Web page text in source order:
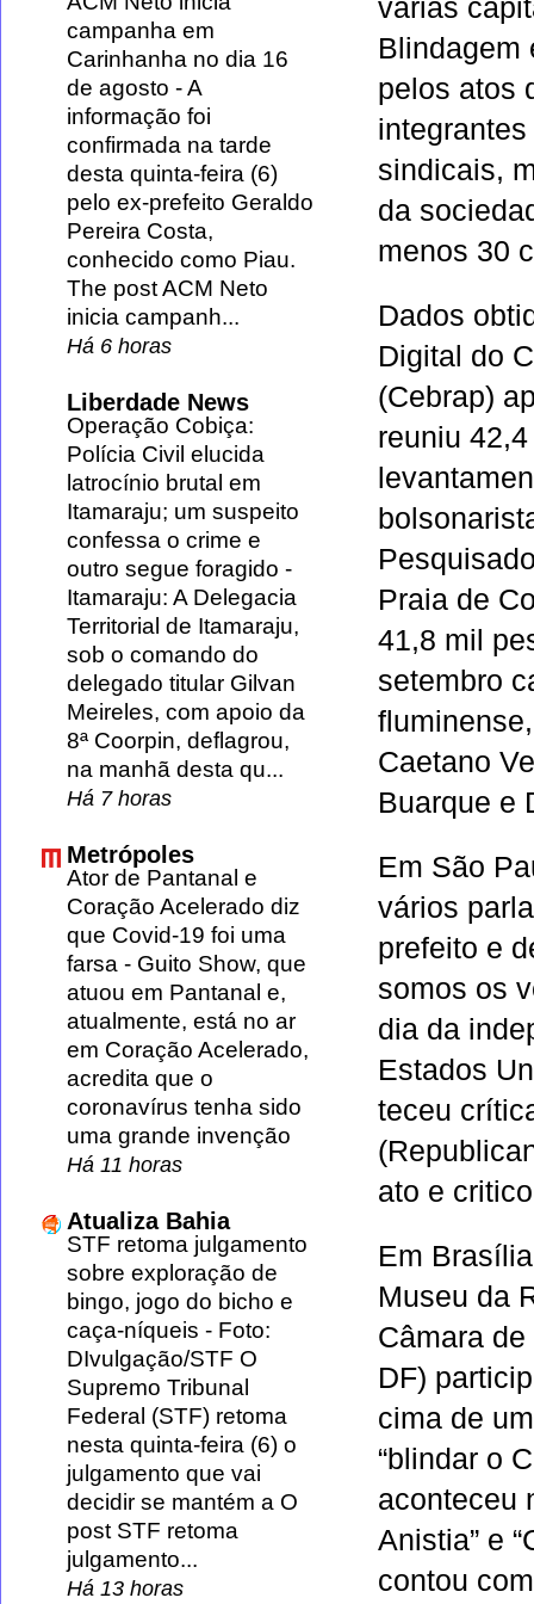
várias
Blindagem
pelos atos
sindicais,
da
menos 30
Dados
Digital do
(Cebrap)
reuniu
Praia de
41,8 mil
setembro
Caetano
Buarque e
Em São
vários
prefeito e
somos os
dia da
Estados
teceu
ato e
Em
Museu da
Câmara de
DF)
cima de
“blindar o
aconteceu
Anistia” e
contou
campanha em
Carinhanha no dia 16
de agosto -A
informação foi
confirmada na tarde
desta quinta-feira (6)
pelo ex-prefeito Geraldo
Pereira Costa,
conhecido como Piau.
The post ACM Neto
inicia campanh...
Há 6 horas
Liberdade News
Operação Cobiça:
Polícia Civil elucida
latrocínio brutal em
Itamaraju; um suspeito
confessa o crime e
outro segue foragido -
Itamaraju: A Delegacia
Territorial de Itamaraju,
sob o comando do
delegado titular Gilvan
Meireles, com apoio da
8ª Coorpin, deflagrou,
na manhã desta qu...
Há 7 horas
Metrópoles
Ator de Pantanal e
Coração Acelerado diz
que Covid-19 foi uma
farsa - Guito Show, que
atuou em Pantanal e,
atualmente, está no ar
em Coração Acelerado,
acredita que o
coronavírus tenha sido
uma grande invenção
Há 11 horas
Atualiza Bahia
STF retoma julgamento
sobre exploração de
bingo, jogo do bicho e
caça-níqueis - Foto:
DIvulgação/STF O
Supremo Tribunal
Federal (STF) retoma
nesta quinta-feira (6) o
julgamento que vai
decidir se mantém a O
post STF retoma
julgamento...
Há 13 horas